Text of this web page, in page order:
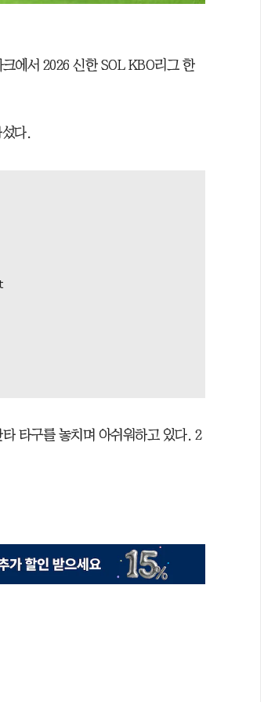
에서 2026 신한 SOL KBO리그 한
다.
타구를 놓치며 아쉬워하고 있다. 2